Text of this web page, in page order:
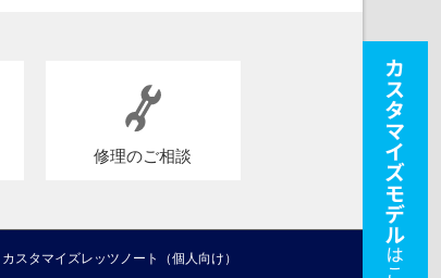
修理のご相談
カスタマイズレッツノート（個人向け）